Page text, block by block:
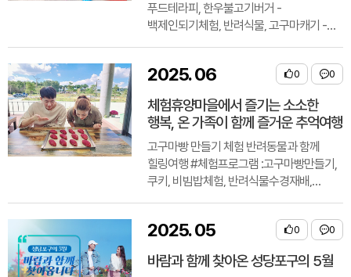
푸드테라피, 한우불고기버거 -
백제인되기체험, 반려식물, 고구마캐기 -
0
2025.06
체험휴양마을에서 즐기는 소소한
행복, 온 가족이 함께 즐거운 추억여행
고구마빵 만들기 체험 반려동물과 함께
힐링여행 #체험프로그램 :고구마빵만들기,
쿠키, 비빔밥체험, 반려식물수경재배,
0
0
2025.05
바람과 함께 찾아온 성당포구의 5월
0